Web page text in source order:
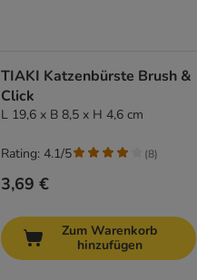
TIAKI Katzenbürste Brush &
Click
L 19,6 x B 8,5 x H 4,6 cm
3,69 €
Rating: 4.1/5 (8)
Zum Warenkorb
hinzufügen